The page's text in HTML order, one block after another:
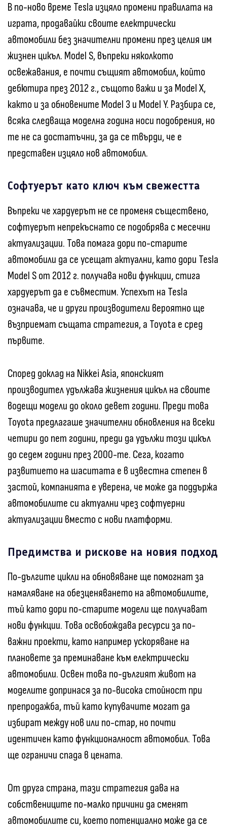
В по-ново време Tesla изцяло промени правилата на
играта, продавайки своите електрически
автомобили без значителни промени през целия им
жизнен цикъл. Model S, въпреки няколкото
освежавания, е почти същият автомобил, който
дебютира през 2012 г., същото важи и за Model X,
както и за обновените Model 3 и Model Y. Разбира се,
всяка следваща моделна година носи подобрения, но
те не са достатъчни, за да се твърди, че е
представен изцяло нов автомобил.
Софтуерът като ключ към свежестта
Въпреки че хардуерът не се променя съществено,
софтуерът непрекъснато се подобрява с месечни
актуализации. Това помага дори по-старите
автомобили да се усещат актуални, като дори Tesla
Model S от 2012 г. получава нови функции, стига
хардуерът да е съвместим. Успехът на Tesla
означава, че и други производители вероятно ще
възприемат същата стратегия, а Toyota е сред
първите.
Според доклад на Nikkei Asia, японският
производител удължава жизнения цикъл на своите
водещи модели до около девет години. Преди това
Toyota предлагаше значителни обновления на всеки
четири до пет години, преди да удължи този цикъл
до седем години през 2000-те. Сега, когато
развитието на шаситата е в известна степен в
застой, компанията е уверена, че може да поддържа
автомобилите си актуални чрез софтуерни
актуализации вместо с нови платформи.
Предимства и рискове на новия подход
По-дългите цикли на обновяване ще помогнат за
намаляване на обезценяването на автомобилите,
тъй като дори по-старите модели ще получават
нови функции. Това освобождава ресурси за по-
важни проекти, като например ускоряване на
плановете за преминаване към електрически
автомобили. Освен това по-дългият живот на
моделите допринася за по-висока стойност при
препродажба, тъй като купувачите могат да
избират между нов или по-стар, но почти
идентичен като функционалност автомобил. Това
ще ограничи спада в цената.
От друга страна, тази стратегия дава на
собствениците по-малко причини да сменят
автомобилите си, което потенциално може да се